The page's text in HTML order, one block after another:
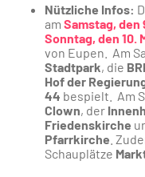
Nützliche Infos:
am Samstag, den
Sonntag, den 10.
von Eupen. Am
Stadtpark, die
Hof der
44 bespielt. Am
Clown, der
Friedenskirche
Pfarrkirche .
Schauplätze